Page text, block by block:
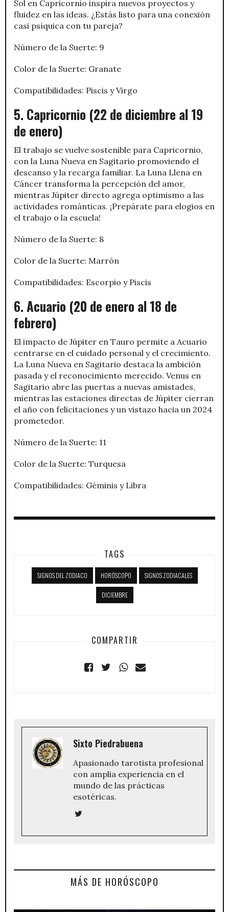
Sol en Capricornio inspira nuevos proyectos y
fluidez en las ideas. ¿Estás listo para una conexión
casi psíquica con tu pareja?
Número de la Suerte: 9
Color de la Suerte: Granate
Compatibilidades: Piscis y Virgo
5. Capricornio (22 de diciembre al 19
de enero)
El trabajo se vuelve sostenible para Capricornio,
con la Luna Nueva en Sagitario promoviendo el
descanso y la recarga familiar. La Luna Llena en
Cáncer transforma la percepción del amor,
mientras Júpiter directo agrega optimismo a las
actividades románticas. ¡Prepárate para elogios en
el trabajo o la escuela!
Número de la Suerte: 8
Color de la Suerte: Marrón
Compatibilidades: Escorpio y Piscis
6. Acuario (20 de enero al 18 de
febrero)
El impacto de Júpiter en Tauro permite a Acuario
centrarse en el cuidado personal y el crecimiento.
La Luna Nueva en Sagitario destaca la ambición
pasada y el reconocimiento merecido. Venus en
Sagitario abre las puertas a nuevas amistades,
mientras las estaciones directas de Júpiter cierran
el año con felicitaciones y un vistazo hacia un 2024
prometedor.
Número de la Suerte: 11
Color de la Suerte: Turquesa
Compatibilidades: Géminis y Libra
TAGS
SIGNOS DEL ZODIACO HORÓSCOPO SIGNOS ZODIACALES
DICIEMBRE
COMPARTIR
Sixto Piedrabuena
Apasionado tarotista profesional
con amplia experiencia en el
mundo de las prácticas
esotéricas.
MÁS DE HORÓSCOPO